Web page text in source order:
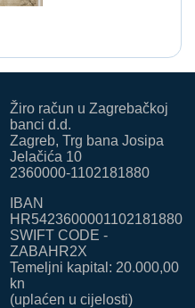
Žiro račun u Zagrebačkoj
banci d.d.
Zagreb, Trg bana Josipa
Jelačića 10
2360000-1102181880
IBAN
HR5423600001102181880
SWIFT CODE -
ZABAHR2X
Temeljni kapital: 20.000,00
kn
(uplaćen u cijelosti)